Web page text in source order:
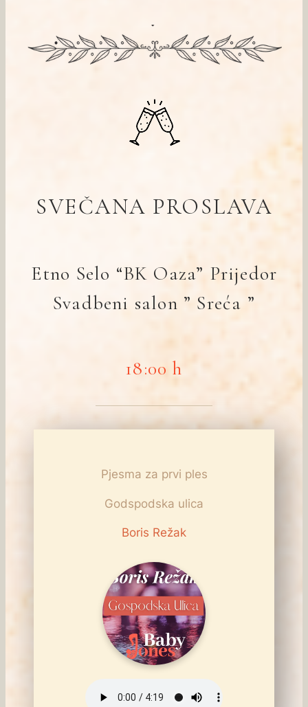
SVEČANA PROSLAVA
Etno Selo “BK Oaza” Prijedor
Svadbeni salon ” Sreća ”
18:00 h
Pjesma za prvi ples
Godspodska ulica
Boris Režak